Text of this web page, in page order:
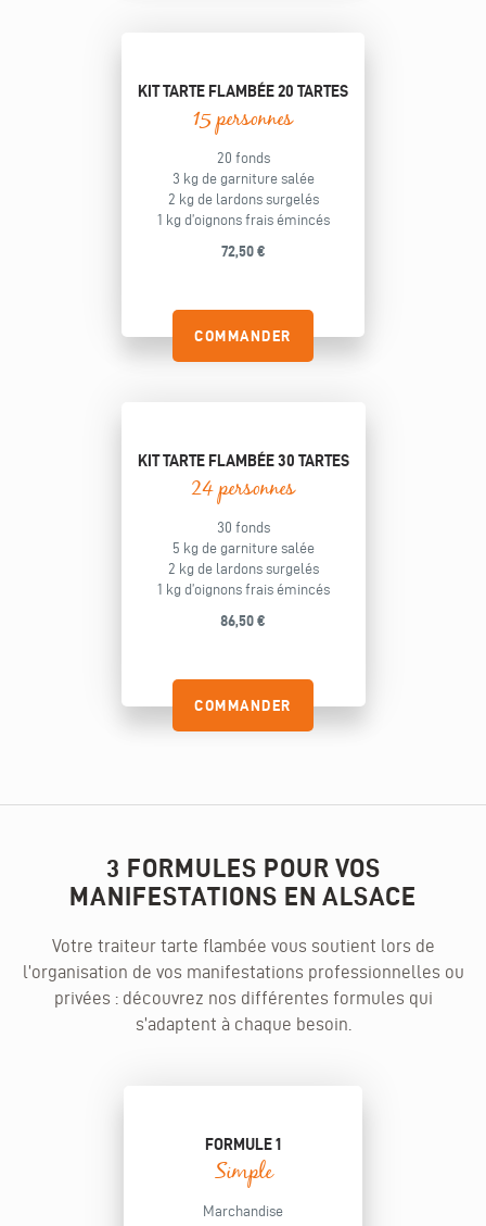
KIT TARTE FLAMBÉE 20 TARTES
15 personnes
20 fonds
3 kg de garniture salée
2 kg de lardons surgelés
1 kg d’oignons frais émincés
72,50 €
COMMANDER
KIT TARTE FLAMBÉE 30 TARTES
24 personnes
30 fonds
5 kg de garniture salée
2 kg de lardons surgelés
1 kg d’oignons frais émincés
86,50 €
COMMANDER
3 FORMULES POUR VOS
MANIFESTATIONS EN ALSACE
Votre traiteur tarte flambée vous soutient lors de
l’organisation de vos manifestations professionnelles ou
privées : découvrez nos différentes formules qui
s’adaptent à chaque besoin.
FORMULE 1
Simple
Marchandise